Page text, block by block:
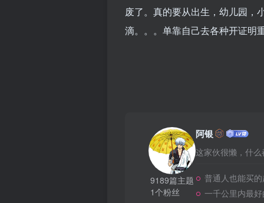
废了。真的要从出生，幼儿园，
滴。。。单靠自己去各种开证明
9189篇主题
1个粉丝
阿银
这家伙很懒，什
普通人也能买
一千公里内最